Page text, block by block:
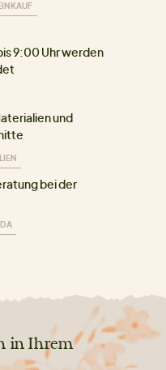
9:00 Uhr werden
und
bei der
in Ihrem